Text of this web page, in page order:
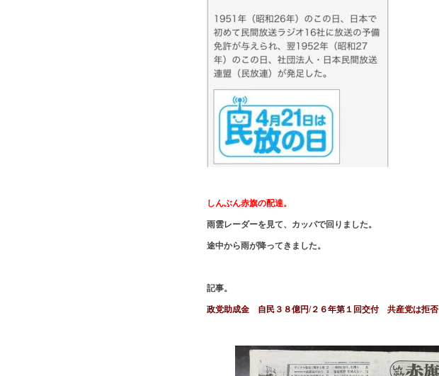
しんぶん赤旗の配達。
雨雲レーダーを見て、カッパで回りました。
途中から雨が降ってきました。
記事。
政党助成金 自民３８億円/２６年第１回交付 共産党は拒否